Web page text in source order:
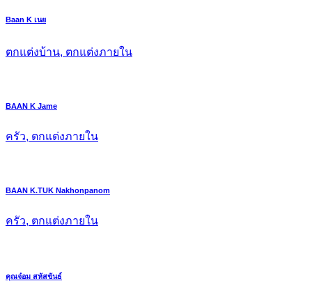
Baan K เนย
ตกแต่งบ้าน, ตกแต่งภายใน
BAAN K Jame
ครัว, ตกแต่งภายใน
BAAN K.TUK Nakhonpanom
ครัว, ตกแต่งภายใน
คุณจ๋อม สหัสขันธ์